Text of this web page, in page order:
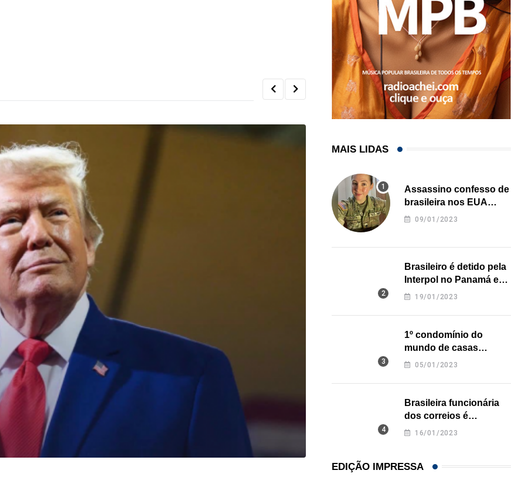
MAIS LIDAS
Assassino confesso de
brasileira nos EUA
revela onde deixou o
09/01/2023
Brasileiro é detido pela
Interpol no Panamá e
pode pegar prisão
19/01/2023
1º condomínio do
mundo de casas
impressas em 3D é
05/01/2023
Brasileira funcionária
dos correios é
assassinada a facadas
16/01/2023
EDIÇÃO IMPRESSA